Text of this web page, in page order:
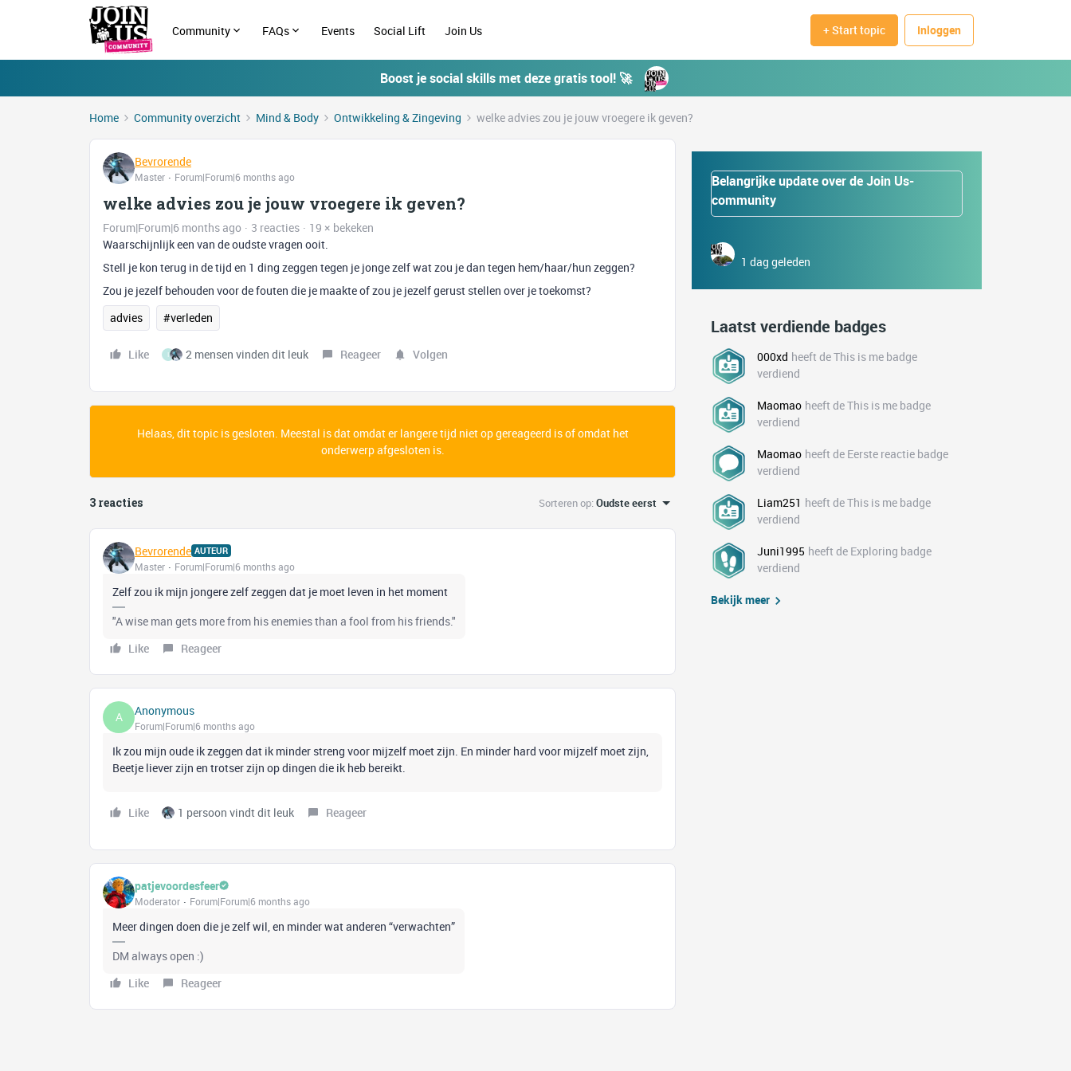
Community FAQs Events Social Lift Join Us + Start topic Inloggen
Boost je social skills met deze gratis tool! 🚀
Home Community overzicht Mind & Body Ontwikkeling & Zingeving welke advies zou je jouw vroegere ik geven?
Bevrorende
Master Forum|Forum|6 months ago
welke advies zou je jouw vroegere ik geven?
Forum|Forum|6 months ago 3 reacties
19 × bekeken
Waarschijnlijk een van de oudste vragen ooit.
Stell je kon terug in de tijd en 1 ding zeggen tegen je jonge zelf wat zou je dan tegen hem/haar/hun zeggen?
Zou je jezelf behouden voor de fouten die je maakte of zou je jezelf gerust stellen over je toekomst?
advies
#verleden
Like I 2 mensen vinden dit leuk Reageer Volgen
Helaas, dit topic is gesloten. Meestal is dat omdat er langere tijd niet op gereageerd is of omdat het
onderwerp afgesloten is.
3 reacties Sorteren op:Oudste eerst
Bevrorende AUTEUR
Master Forum|Forum|6 months ago
Zelf zou ik mijn jongere zelf zeggen dat je moet leven in het moment
"A wise man gets more from his enemies than a fool from his friends."
Like
Reageer
A Anonymous
Forum|Forum|6 months ago
Ik zou mijn oude ik zeggen dat ik minder streng voor mijzelf moet zijn. En minder hard voor mijzelf moet zijn,
Beetje liever zijn en trotser zijn op dingen die ik heb bereikt.
Like 1 persoon vindt dit leuk Reageer
patjevoordesfeer
Moderator Forum|Forum|6 months ago
Meer dingen doen die je zelf wil, en minder wat anderen “verwachten”
DM always open :)
Like
Reageer
Belangrijke update over de Join Us-
community
1 dag geleden
Laatst verdiende badges
000xd heeft de This is me badge
verdiend
Maomao heeft de This is me badge
verdiend
Maomao heeft de Eerste reactie badge
verdiend
Liam251 heeft de This is me badge
verdiend
Juni1995 heeft de Exploring badge
verdiend
Bekijk meer